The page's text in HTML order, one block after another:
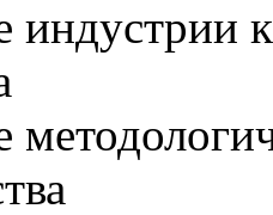
индустрии